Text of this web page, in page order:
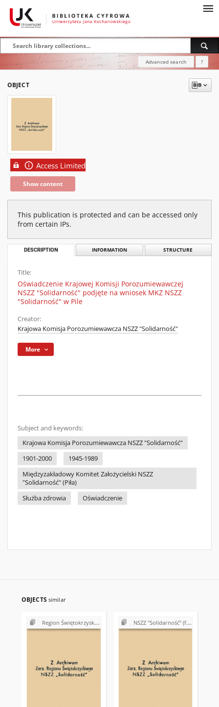
Advanced search ?
OBJECT
Access Limited
Show content
This publication is protected and can be accessed only
from certain IPs.
DESCRIPTION INFORMATION STRUCTURE
Title:
Oświadczenie Krajowej Komisji Porozumiewawczej
NSZZ "Solidarność" podjęte na wniosek MKZ NSZZ
"Solidarność" w Pile
Creator:
Krajowa Komisja Porozumiewawcza NSZZ "Solidarność"
More
Subject and keywords:
Krajowa Komisja Porozumiewawcza NSZZ "Solidarność"
1901-2000
1945-1989
Międzyzakładowy Komitet Założycielski NSZZ
"Solidarność" (Piła)
Służba zdrowia
Oświadczenie
OBJECTS similar
Region Świętokrzyski NSZZ "Solidarność". Delegatura Ostrowiec Świętokrzyski (1980-1981) NSZZ "Solidarność" (formalno-prawne podstawy działalności)